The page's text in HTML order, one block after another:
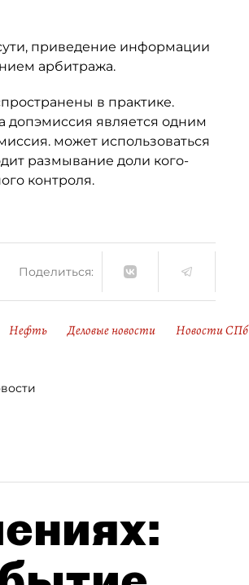
приведение информации
арбитража.
в практике.
допэмиссия является одним
может использоваться
размывание доли кого-
контроля.
Поделиться:
Нефть Деловые новости Новости СПб